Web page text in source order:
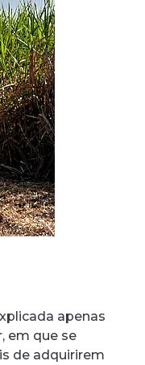
apenas
em que se
de adquirirem